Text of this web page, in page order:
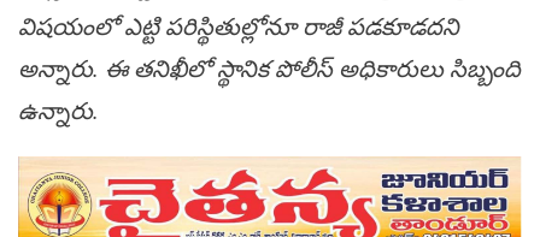
విషయంలో ఎట్టి పరిస్థితుల్లోనూ రాజీ పడకూడదని
అన్నారు. ఈ తనిఖీలో స్థానిక పోలీస్ అధికారులు సిబ్బంది
ఉన్నారు.